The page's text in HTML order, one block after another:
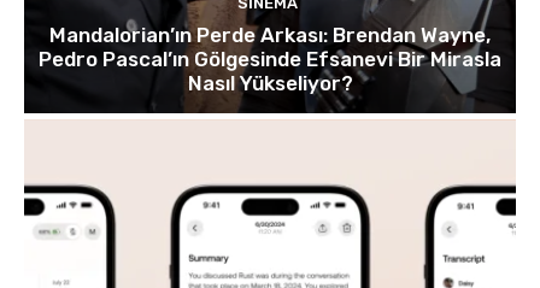
Mandalorian’ın Perde Arkası: Brendan Wayne,
Pedro Pascal’ın Gölgesinde Efsanevi Bir Mirasla
Nasıl Yükseliyor?